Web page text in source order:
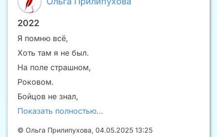
2022
Я помню всё,
Хоть там я не был.
На поле страшном,
Роковом.
Бойцов не знал,
Показать полностью…
© Ольга Прилипухова, 04.05.2025 13:25